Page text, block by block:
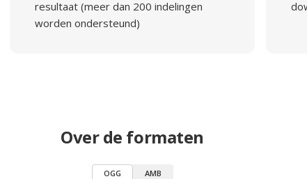
resultaat (meer dan 200 indelingen
worden ondersteund)
Over de formaten
OGG AMB